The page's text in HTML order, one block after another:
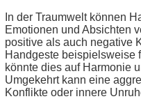
In der Traumwelt können
Emotionen und Absichten
positive als auch negative
Handgeste beispielsweise
könnte dies auf Harmonie
Umgekehrt kann eine
Konflikte oder innere